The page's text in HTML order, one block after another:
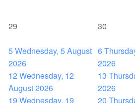
29 30
5Wednesday, 5 August
2026
6
2026
12 Wednesday, 12
August 2026
13
2026
19 Wednesday, 19
20